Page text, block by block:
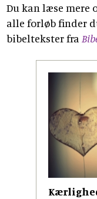
Du kan læse mere
alle forløb finder
bibeltekster fra